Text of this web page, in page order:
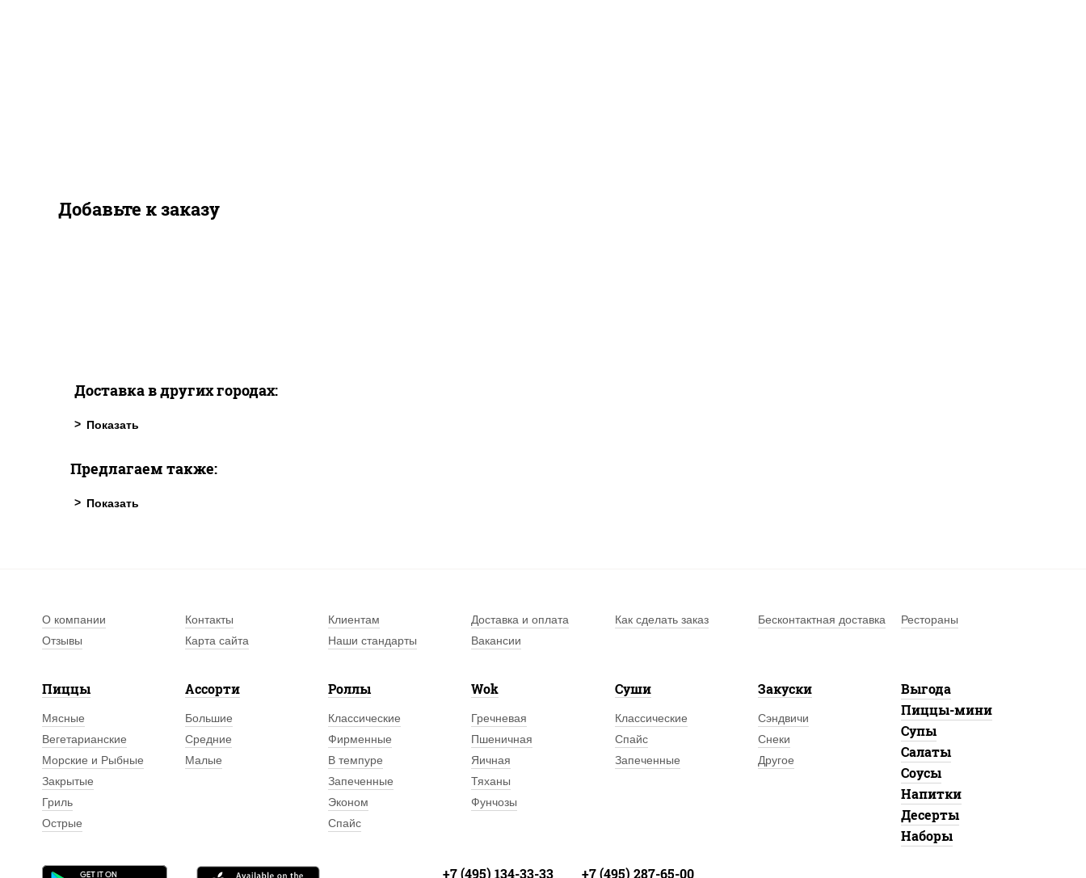
Добавьте к заказу
Доставка в других городах:
Предлагаем также:
О компании Контакты Клиентам Доставка и оплата Как сделать заказ Бесконтактная доставка
Рестораны
Отзывы
Карта сайта Наши стандарты Вакансии
Пиццы
Мясные
Вегетарианские
Морские и Рыбные
Закрытые
Гриль
Острые
Ассорти
Большие
Средние
Малые
Роллы
Классические
Фирменные
В темпуре
Запеченные
Эконом
Спайс
Wok
Гречневая
Пшеничная
Яичная
Тяханы
Фунчозы
Суши
Классические
Спайс
Запеченные
Закуски
Сэндвичи
Снеки
Другое
Выгода
Пиццы-мини
Супы
Салаты
Соусы
Напитки
Десерты
Наборы
+7 (495) 134-33-33 +7 (495) 287-65-00